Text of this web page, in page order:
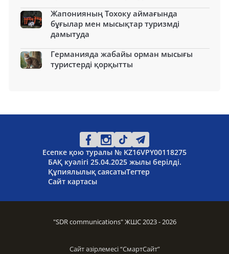
Жапонияның Тохоку аймағында
бұғылар мен мысықтар туризмді
дамытуда
Германияда жабайы орман мысығы
туристерді қорқытты
Есепке қою туралы № KZ16VPY00118275
БАҚ куәлігі 25.04.2025 жылы берілді.
Құпиялылық саясатыТегтер
Сайт картасы
"SDR communications" ЖШС 2023 - 2026
Сайт әзірлемесі “СмартСайт”